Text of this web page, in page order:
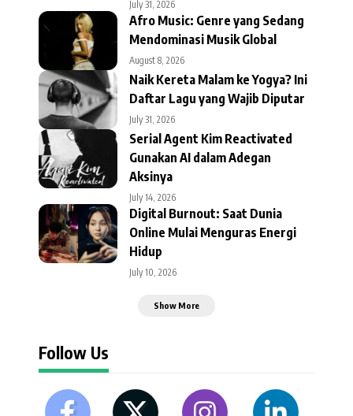
July 31, 2026
Afro Music: Genre yang Sedang
Mendominasi Musik Global
August 8, 2026
Naik Kereta Malam ke Yogya? Ini
Daftar Lagu yang Wajib Diputar
July 31, 2026
Serial Agent Kim Reactivated
Gunakan AI dalam Adegan
Aksinya
July 14, 2026
Digital Burnout: Saat Dunia
Online Mulai Menguras Energi
Hidup
July 10, 2026
Show More
Follow Us